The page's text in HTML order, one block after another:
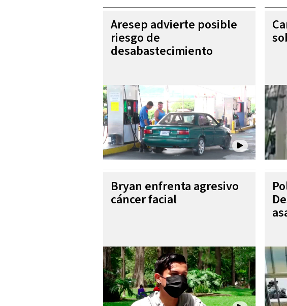
Aresep advierte posible
riesgo de
desabastecimiento
Bryan enfrenta agresivo
cáncer facial